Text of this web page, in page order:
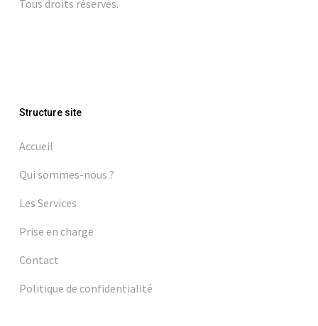
Tous droits réservés.
Structure site
Accueil
Qui sommes-nous ?
Les Services
Prise en charge
Contact
Politique de confidentialité